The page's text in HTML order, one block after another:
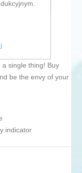
single thing! Buy
be the envy of your
indicator